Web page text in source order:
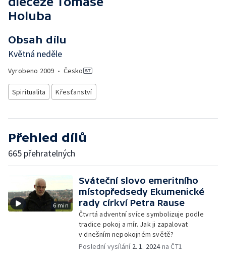
Holuba
Obsah dílu
Květná neděle
Vyrobeno 2009 • Česko
Spiritualita Křesťanství
Přehled dílů
665 přehratelných
6 min
Sváteční slovo emeritního
místopředsedy Ekumenické
rady církví Petra Rause
Čtvrtá adventní svíce symbolizuje podle
tradice pokoj a mír. Jak ji zapalovat
v dnešním nepokojném světě?
Poslední vysílání 2. 1. 2024na ČT1